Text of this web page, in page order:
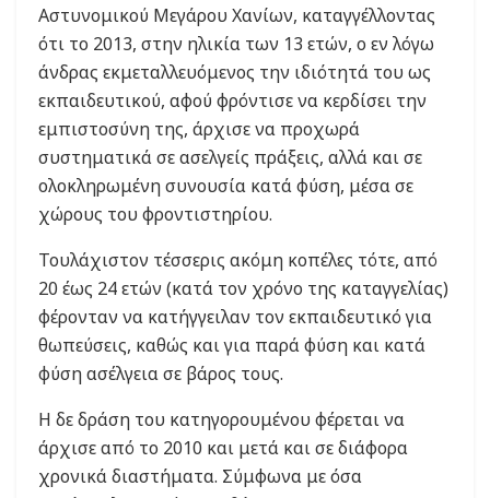
Αστυνομικού Μεγάρου Χανίων, καταγγέλλοντας
ότι το 2013, στην ηλικία των 13 ετών, ο εν λόγω
άνδρας εκμεταλλευόμενος την ιδιότητά του ως
εκπαιδευτικού, αφού φρόντισε να κερδίσει την
εμπιστοσύνη της, άρχισε να προχωρά
συστηματικά σε ασελγείς πράξεις, αλλά και σε
ολοκληρωμένη συνουσία κατά φύση, μέσα σε
χώρους του φροντιστηρίου.
Τουλάχιστον τέσσερις ακόμη κοπέλες τότε, από
20 έως 24 ετών (κατά τον χρόνο της καταγγελίας)
φέρονταν να κατήγγειλαν τον εκπαιδευτικό για
θωπεύσεις, καθώς και για παρά φύση και κατά
φύση ασέλγεια σε βάρος τους.
Η δε δράση του κατηγορουμένου φέρεται να
άρχισε από το 2010 και μετά και σε διάφορα
χρονικά διαστήματα. Σύμφωνα με όσα